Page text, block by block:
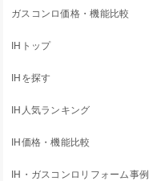
ガスコンロ価格・機能比較
IHトップ
IHを探す
IH人気ランキング
IH価格・機能比較
IH・ガスコンロリフォーム事例